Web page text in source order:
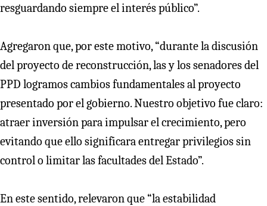
resguardando siempre el interés público”.
Agregaron que, por este motivo, “durante la discusión
del proyecto de reconstrucción, las y los senadores del
PPD logramos cambios fundamentales al proyecto
presentado por el gobierno. Nuestro objetivo fue claro:
atraer inversión para impulsar el crecimiento, pero
evitando que ello significara entregar privilegios sin
control o limitar las facultades del Estado”.
En este sentido, relevaron que “la estabilidad